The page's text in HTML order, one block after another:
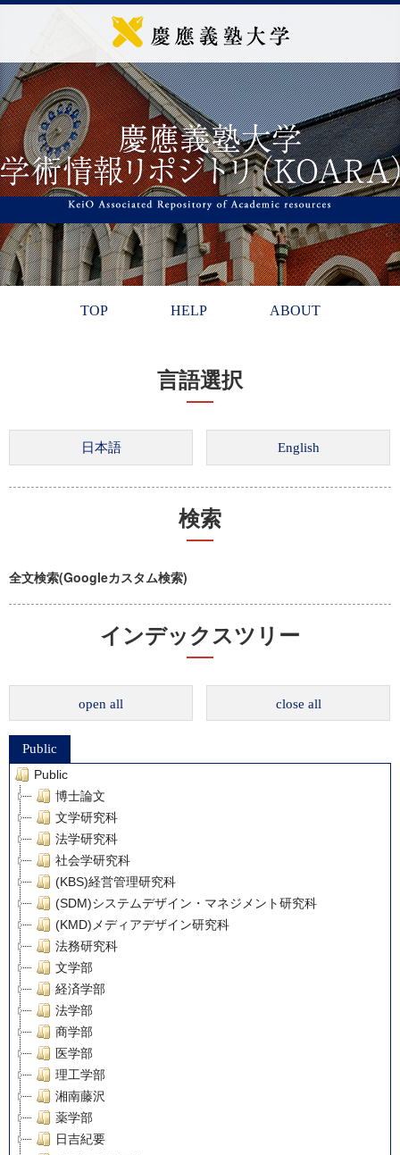
TOP HELP ABOUT
言語選択
検索
全文検索(Googleカスタム検索)
インデックスツリー
open all close all
Public
Public
博士論文
文学研究科
法学研究科
社会学研究科
(KBS)経営管理研究科
(SDM)システムデザイン・マネジメント研究科
(KMD)メディアデザイン研究科
法務研究科
文学部
経済学部
法学部
商学部
医学部
理工学部
湘南藤沢
薬学部
日吉紀要